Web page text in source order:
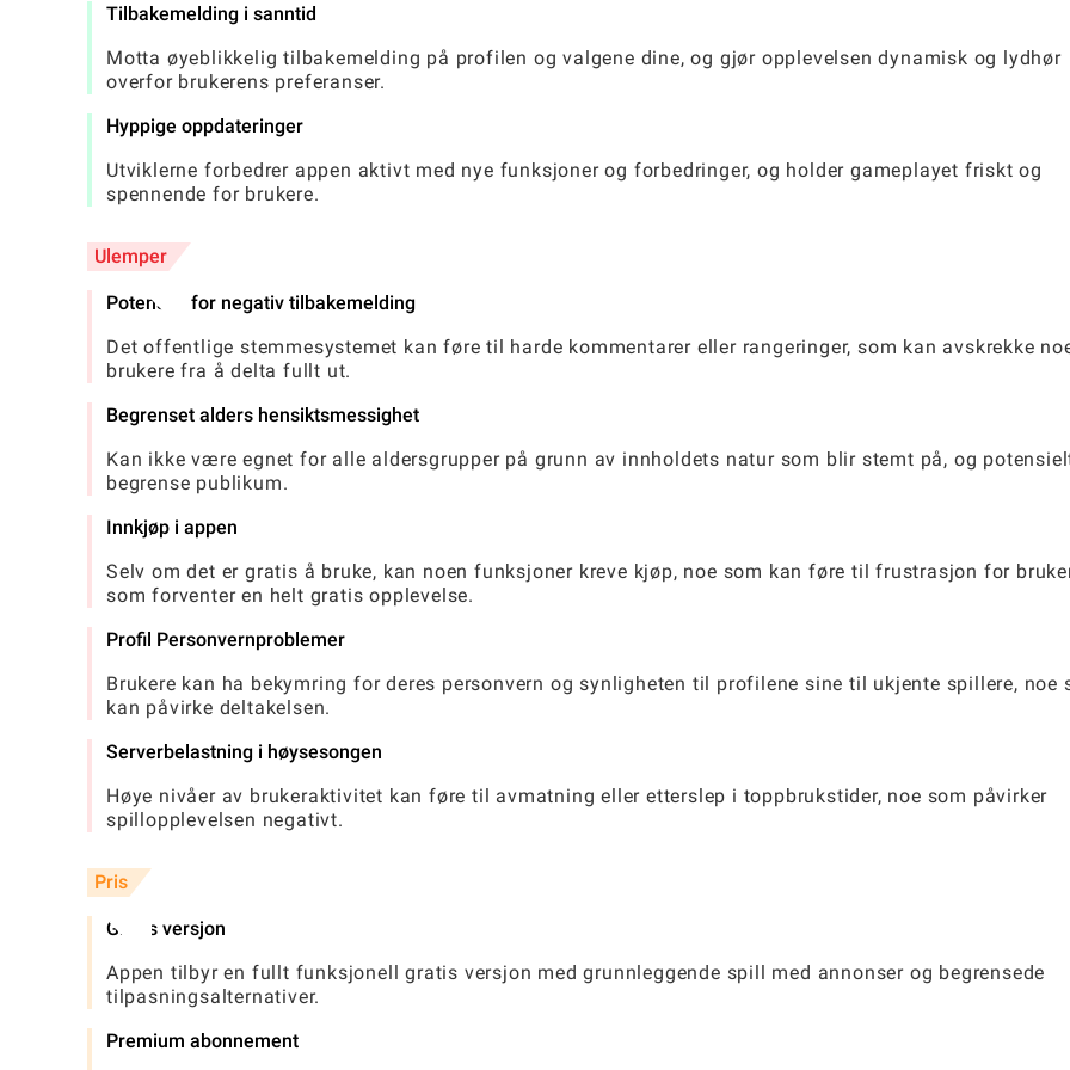
Tilbakemelding i sanntid
Motta øyeblikkelig tilbakemelding på profilen og valgene dine, og gjør opplevelsen dynamisk og lydhør
overfor brukerens preferanser.
Hyppige oppdateringer
Utviklerne forbedrer appen aktivt med nye funksjoner og forbedringer, og holder gameplayet friskt og
spennende for brukere.
Ulemper
Potensial for negativ tilbakemelding
Det offentlige stemmesystemet kan føre til harde kommentarer eller rangeringer, som kan avskrekke
brukere fra å delta fullt ut.
Begrenset alders hensiktsmessighet
Kan ikke være egnet for alle aldersgrupper på grunn av innholdets natur som blir stemt på, og
begrense publikum.
Innkjøp i appen
Selv om det er gratis å bruke, kan noen funksjoner kreve kjøp, noe som kan føre til frustrasjon for
som forventer en helt gratis opplevelse.
Profil Personvernproblemer
Brukere kan ha bekymring for deres personvern og synligheten til profilene sine til ukjente spillere, noe
kan påvirke deltakelsen.
Serverbelastning i høysesongen
Høye nivåer av brukeraktivitet kan føre til avmatning eller etterslep i toppbrukstider, noe som påvirker
spillopplevelsen negativt.
Pris
Gratis versjon
Appen tilbyr en fullt funksjonell gratis versjon med grunnleggende spill med annonser og begrensede
tilpasningsalternativer.
Premium abonnement